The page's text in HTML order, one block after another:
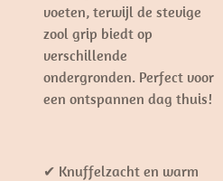
voeten, terwijl de stevige
zool grip biedt op
verschillende
ondergronden. Perfect voor
een ontspannen dag thuis!
✔ Knuffelzacht en warm